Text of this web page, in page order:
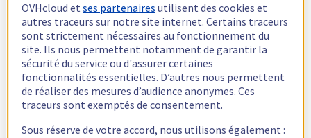
OVHcloud etses partenaires utilisent des cookies et
autres traceurs sur notre site internet. Certains traceurs
sont strictement nécessaires au fonctionnement du
site. Ils nous permettent notamment de garantir la
sécurité du service ou d'assurer certaines
fonctionnalités essentielles. D’autres nous permettent
de réaliser des mesures d’audience anonymes. Ces
traceurs sont exemptés de consentement.
Sous réserve de votre accord, nous utilisons également :